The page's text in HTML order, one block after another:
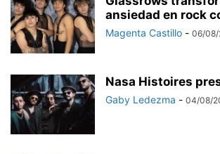
ansiedad en rock
Magenta Castillo - 06/08/
Nasa Histoires
Gaby Ledezma - 04/08/